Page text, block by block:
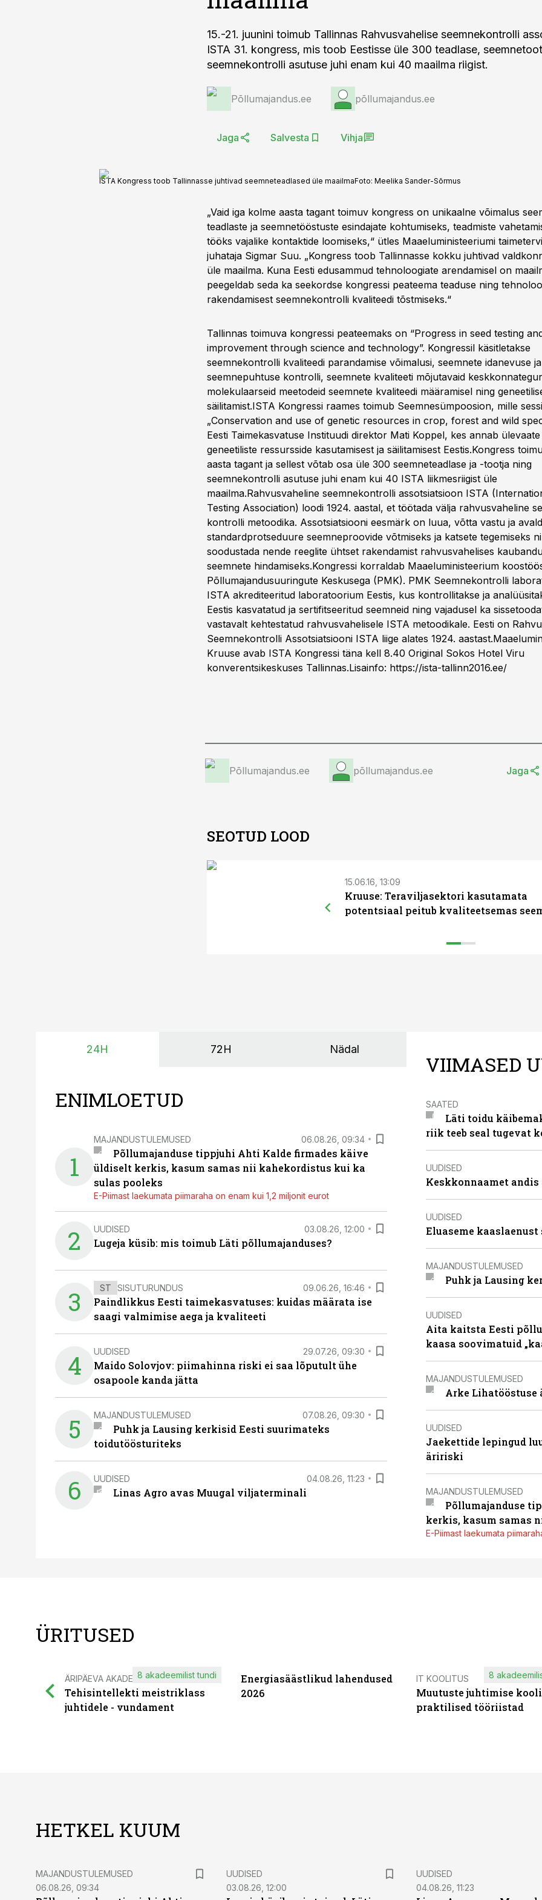
15.-21. juunini toimub Tallinnas Rahvusvahelise seemnekontrolli
ISTA 31. kongress, mis toob Eestisse üle 300 teadlase,
seemnekontrolli asutuse juhi enam kui 40 maailma riigist.
Põllumajandus.ee põllumajandus.ee
Jaga Salvesta Vihja
ISTA Kongress toob Tallinnasse juhtivad seemneteadlased üle maailmaFoto: Meelika Sander-Sõrmus
„Vaid iga kolme aasta tagant toimuv kongress on unikaalne võimalus
teadlaste ja seemnetööstuste esindajate kohtumiseks, teadmiste
tööks vajalike kontaktide loomiseks,“ ütles Maaeluministeeriumi
juhataja Sigmar Suu. „Kongress toob Tallinnasse kokku juhtivad
üle maailma. Kuna Eesti edusammud tehnoloogiate arendamisel on
peegeldab seda ka seekordse kongressi peateema teaduse ning
rakendamisest seemnekontrolli kvaliteedi tõstmiseks.“
Tallinnas toimuva kongressi peateemaks on “Progress in seed testing
improvement through science and technology”. Kongressil käsitletakse
seemnekontrolli kvaliteedi parandamise võimalusi, seemnete idanevuse ja
seemnepuhtuse kontrolli, seemnete kvaliteeti mõjutavaid
molekulaarseid meetodeid seemnete kvaliteedi määramisel ning
säilitamist.ISTA Kongressi raames toimub Seemnesümpoosion, mille
„Conservation and use of genetic resources in crop, forest and wild
Eesti Taimekasvatuse Instituudi direktor Mati Koppel, kes annab ülevaate
geneetiliste ressursside kasutamisest ja säilitamisest Eestis.Kongress
aasta tagant ja sellest võtab osa üle 300 seemneteadlase ja -tootja ning
seemnekontrolli asutuse juhi enam kui 40 ISTA liikmesriigist üle
maailma.Rahvusvaheline seemnekontrolli assotsiatsioon ISTA
Testing Association) loodi 1924. aastal, et töötada välja rahvusvaheline
kontrolli metoodika. Assotsiatsiooni eesmärk on luua, võtta vastu ja
standardprotseduure seemneproovide võtmiseks ja katsete tegemiseks
soodustada nende reeglite ühtset rakendamist rahvusvahelises
seemnete hindamiseks.Kongressi korraldab Maaeluministeerium
Põllumajandusuuringute Keskusega (PMK). PMK Seemnekontrolli
ISTA akrediteeritud laboratoorium Eestis, kus kontrollitakse ja
Eestis kasvatatud ja sertifitseeritud seemneid ning vajadusel ka
vastavalt kehtestatud rahvusvahelisele ISTA metoodikale. Eesti on
Seemnekontrolli Assotsiatsiooni ISTA liige alates 1924.
Kruuse avab ISTA Kongressi täna kell 8.40 Original Sokos Hotel Viru
konverentsikeskuses Tallinnas.Lisainfo: https://ista-tallinn2016.ee/
Põllumajandus.ee põllumajandus.ee Jaga
SEOTUD LOOD
15.06.16, 13:09
Kruuse: Teraviljasektori kasutamata
potentsiaal peitub kvaliteetsemas
24H 72H Nädal
ENIMLOETUD
1
MAJANDUSTULEMUSED 06.08.26, 09:34
Põllumajanduse tippjuhi Ahti Kalde firmades käive
üldiselt kerkis, kasum samas nii kahekordistus kui ka
sulas pooleks
E-Piimast laekumata piimaraha on enam kui 1,2 miljonit eurot
2 UUDISED 03.08.26, 12:00
Lugeja küsib: mis toimub Läti põllumajanduses?
3 ST SISUTURUNDUS 09.06.26, 16:46
Paindlikkus Eesti taimekasvatuses: kuidas määrata ise
saagi valmimise aega ja kvaliteeti
4 UUDISED 29.07.26, 09:30
Maido Solovjov: piimahinna riski ei saa lõputult ühe
osapoole kanda jätta
5 MAJANDUSTULEMUSED 07.08.26, 09:30
Puhk ja Lausing kerkisid Eesti suurimateks
toidutöösturiteks
6 UUDISED 04.08.26, 11:23
Linas Agro avas Muugal viljaterminali
VIIMASED
SAATED
Läti toidu
riik teeb seal tugevat
UUDISED
Keskkonnaamet
UUDISED
Eluaseme kaaslaenust
MAJANDUSTULEMUSED
Puhk ja Lausing
UUDISED
Aita kaitsta Eesti
kaasa soovimatuid
MAJANDUSTULEMUSED
Arke Lihatööstuse
UUDISED
Jaekettide lepingud
äririski
MAJANDUSTULEMUSED
Põllumajanduse
kerkis, kasum samas
E-Piimast laekumata
ÜRITUSED
ÄRIPÄEVA AKADEEMIA
Tehisintellekti meistriklass
juhtidele - vundament
8 akadeemilist tundi
Energiasäästlikud lahendused
2026
IT KOOLITUS
Muutuste juhtimise
praktilised tööriistad
8
HETKEL KUUM
MAJANDUSTULEMUSED
06.08.26, 09:34
UUDISED
03.08.26, 12:00
UUDISED
04.08.26, 11:23